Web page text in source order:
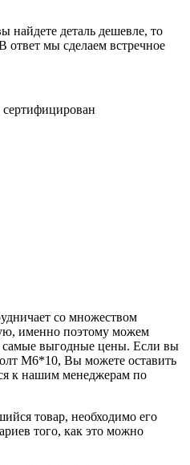
найдете деталь дешевле, то
ответ мы сделаем встречное
сертифицирован
со множеством
именно поэтому можем
выгодные цены. Если вы
M6*10, Вы можете оставить
к нашим менеджерам по
товар, необходимо его
того, как это можно